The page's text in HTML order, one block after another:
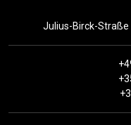
Julius-Birck-Straße